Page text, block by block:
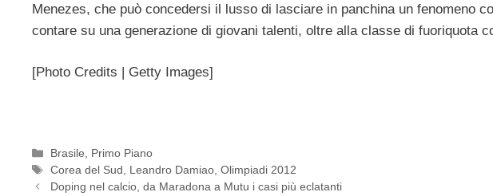
Menezes, che può concedersi il lusso di lasciare in panchina un fenomeno
contare su una generazione di giovani talenti, oltre alla classe di fuoriquota
[Photo Credits | Getty Images]
Categorie
Brasile, Primo Piano
Tag
Corea del Sud, Leandro Damiao,Olimpiadi 2012
Doping nel calcio, da Maradona a Mutu i casi più eclatanti